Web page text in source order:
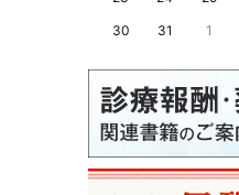
30
31 1